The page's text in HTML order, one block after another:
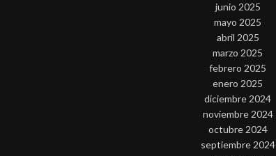
junio 2025
mayo 2025
abril 2025
marzo 2025
febrero 2025
enero 2025
diciembre 2024
noviembre 2024
octubre 2024
septiembre 2024